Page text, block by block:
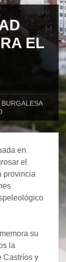
EL
en
el
provincia
su
la
Castríos y